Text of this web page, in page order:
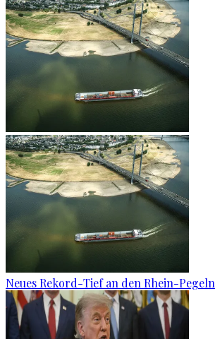
Neues Rekord-Tief an den Rhein-Pegeln